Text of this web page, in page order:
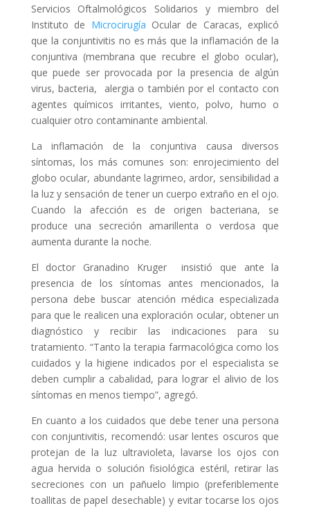
Servicios Oftalmológicos Solidarios y miembro del
Instituto de Microcirugía Ocular de Caracas, explicó
que la conjuntivitis no es más que la inflamación de la
conjuntiva (membrana que recubre el globo ocular),
que puede ser provocada por la presencia de algún
virus, bacteria, alergia o también por el contacto con
agentes químicos irritantes, viento, polvo, humo o
cualquier otro contaminante ambiental.
La inflamación de la conjuntiva causa diversos
síntomas, los más comunes son: enrojecimiento del
globo ocular, abundante lagrimeo, ardor, sensibilidad a
la luz y sensación de tener un cuerpo extraño en el ojo.
Cuando la afección es de origen bacteriana, se
produce una secreción amarillenta o verdosa que
aumenta durante la noche.
El doctor Granadino Kruger insistió que ante la
presencia de los síntomas antes mencionados, la
persona debe buscar atención médica especializada
para que le realicen una exploración ocular, obtener un
diagnóstico y recibir las indicaciones para su
tratamiento. “Tanto la terapia farmacológica como los
cuidados y la higiene indicados por el especialista se
deben cumplir a cabalidad, para lograr el alivio de los
síntomas en menos tiempo”, agregó.
En cuanto a los cuidados que debe tener una persona
con conjuntivitis, recomendó: usar lentes oscuros que
protejan de la luz ultravioleta, lavarse los ojos con
agua hervida o solución fisiológica estéril, retirar las
secreciones con un pañuelo limpio (preferiblemente
toallitas de papel desechable) y evitar tocarse los ojos